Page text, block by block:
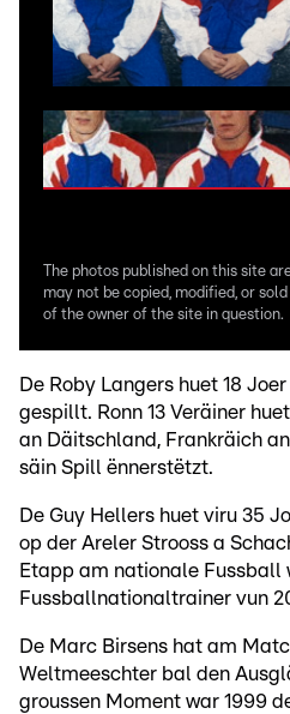
The photos published on this site
may not be copied, modified, or
of the owner of the site in question.
De Roby Langers huet 18
gespillt. Ronn 13 Veräiner
an Däitschland, Frankräich
säin Spill ënnerstëtzt.
De Guy Hellers huet viru 35
op der Areler Strooss a
Etapp am nationale Fussball
Fussballnationaltrainer vun
De Marc Birsens hat am
Weltmeeschter bal den
groussen Moment war 1999